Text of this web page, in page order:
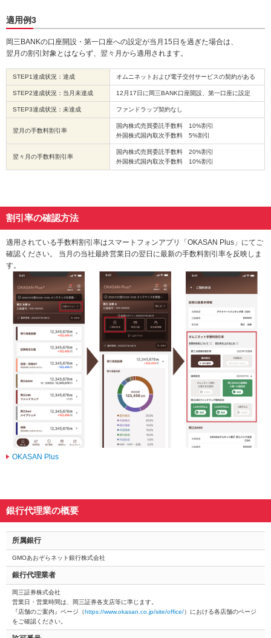
適用例3
岡三BANKの口座開設・第一口座への設定が当月15日を過ぎた場合は、
翌月の割引対象とはならず、翌々月から適用されます。
STEP1達成状況：達成 オムニネットおよび電子交付サービスの契約がある
STEP2達成状況：当月未達成 12月17日に岡三BANK口座開設、第一口座に設定
STEP3達成状況：未達成 ファンドラップ契約なし
翌月の手数料割引率
国内株式売買委託手数料 10%割引
外国株式国内取次手数料 5%割引
翌々月の手数料割引率
国内株式売買委託手数料 20%割引
外国株式国内取次手数料 10%割引
割引率の確認方法
適用されている手数料割引率はスマートフォンアプリ「OKASAN Plus」にてご
確認ください。 当月の当社最終営業日の翌日に最新の手数料割引率を反映しま
す。
OKASAN Plus
銀行代理業の概要
所属銀行
GMOあおぞらネット銀行株式会社
銀行代理業者
岡三証券株式会社
営業日・営業時間は、岡三証券各支店等に準じます。
『店舗のご案内』ページ（https://www.okasan.co.jp/site/office/）における各店舗のページ
をご確認ください。